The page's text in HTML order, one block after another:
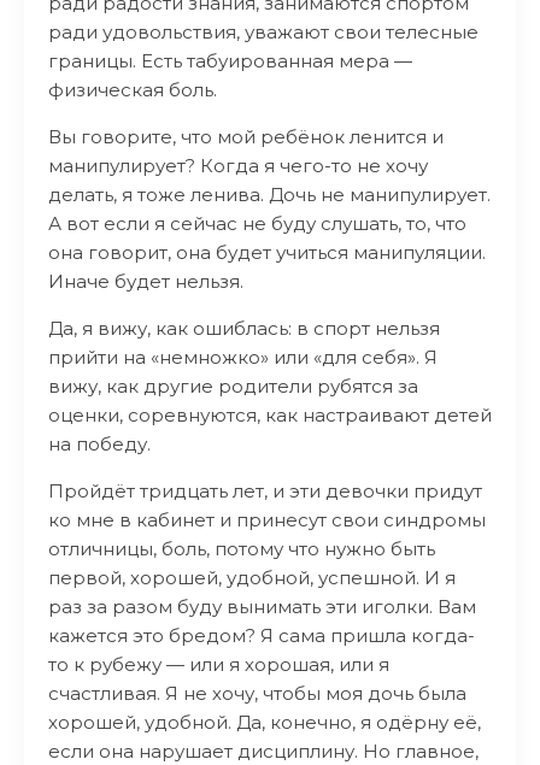
ради удовольствия, уважают свои телесные
границы. Есть табуированная мера —
физическая боль.
Вы говорите, что мой ребёнок ленится и
манипулирует? Когда я чего-то не хочу
делать, я тоже ленива. Дочь не манипулирует.
А вот если я сейчас не буду слушать, то, что
она говорит, она будет учиться манипуляции.
Иначе будет нельзя.
Да, я вижу, как ошиблась: в спорт нельзя
прийти на «немножко» или «для себя». Я
вижу, как другие родители рубятся за
оценки, соревнуются, как настраивают детей
на победу.
Пройдёт тридцать лет, и эти девочки придут
ко мне в кабинет и принесут свои синдромы
отличницы, боль, потому что нужно быть
первой, хорошей, удобной, успешной. И я
раз за разом буду вынимать эти иголки. Вам
кажется это бредом? Я сама пришла когда-
то к рубежу — или я хорошая, или я
счастливая. Я не хочу, чтобы моя дочь была
хорошей, удобной. Да, конечно, я одёрну её,
если она нарушает дисциплину. Но главное,